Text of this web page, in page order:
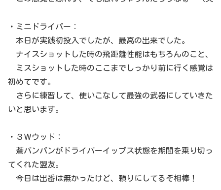
・ミニドライバー：
本日が実践初投入でしたが、最高の出来でした。
ナイスショットした時の飛距離性能はもちろんのこと、
ミスショットした時のここまでしっかり前に行く感覚は
初めてです。
さらに練習して、使いこなして最強の武器にしていきた
いと思います。
・３Ｗウッド：
蒼バンバンがドライバーイップス状態を期間を乗り切っ
てくれた盟友。
今日は出番は無かったけど、頼りにしてるぞ相棒！